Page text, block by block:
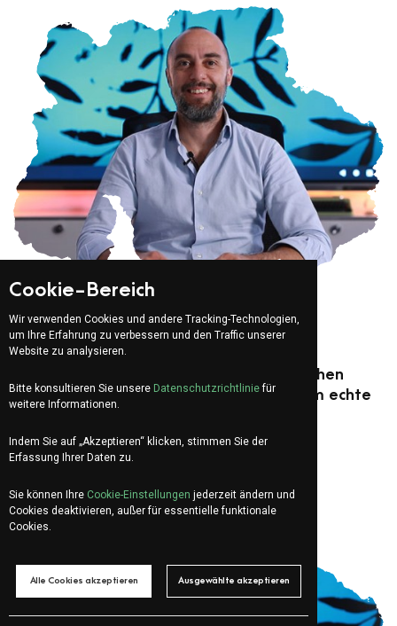
Für:Manager - Mitglied des Verwaltungsrats,Techniker
SEO
Auf Google in Lugano ganz oben zu stehen
reicht nicht: So nutzen Sie lokale SEO, um echte
Cookie-Bereich
Wir verwenden Cookies und andere Tracking-Technologien,
um Ihre Erfahrung zu verbessern und den Traffic unserer
Website zu analysieren.
Bitte konsultieren Sie unsere Datenschutzrichtliniefür
weitere Informationen.
Indem Sie auf „Akzeptieren“ klicken, stimmen Sie der
Erfassung Ihrer Daten zu.
Sie können Ihre Cookie-Einstellungen jederzeit ändern und
Cookies deaktivieren, außer für essentielle funktionale
Cookies.
Alle Cookies akzeptieren Ausgewählte akzeptieren